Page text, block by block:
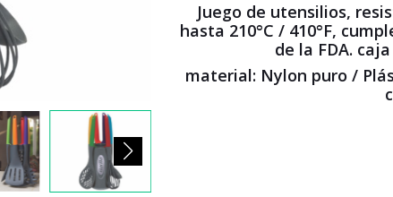
Juego de utensilios,
hasta 210°C / 410°F,
de la FDA.
material: Nylon puro /